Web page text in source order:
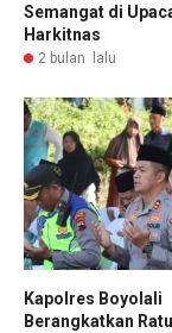
Semangat di
Harkitnas
2 bulan lalu
Kapolres Boyolali
Berangkatkan